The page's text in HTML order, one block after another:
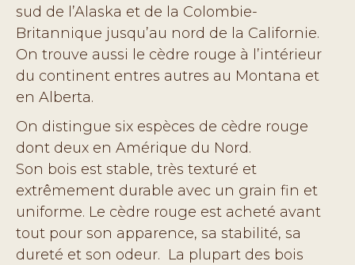
sud de l’Alaska et de la Colombie-
Britannique jusqu’au nord de la Californie.
On trouve aussi le cèdre rouge à l’intérieur
du continent entres autres au Montana et
en Alberta.
On distingue six espèces de cèdre rouge
dont deux en Amérique du Nord.
Son bois est stable, très texturé et
extrêmement durable avec un grain fin et
uniforme. Le cèdre rouge est acheté avant
tout pour son apparence, sa stabilité, sa
dureté et son odeur. La plupart des bois